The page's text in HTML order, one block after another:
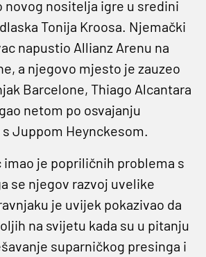
novog nositelja igre u sredini
Tonija Kroosa. Njemački
napustio Allianz Arenu na
a njegovo mjesto je zauzeo
Barcelone, Thiago Alcantara
netom po osvajanju
Juppom Heynckesom.
imao je popriličnih problema s
se njegov razvoj uvelike
je uvijek pokazivao da
na svijetu kada su u pitanju
suparničkog presinga i